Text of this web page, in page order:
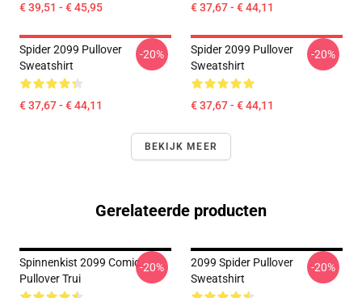
€ 39,51 - € 45,95 € 37,67 - € 44,11
Spider 2099 Pullover
Sweatshirt
€ 37,67 - € 44,11
-20%
Spider 2099 Pullover
Sweatshirt
€ 37,67 - € 44,11
-20%
BEKIJK MEER
Gerelateerde producten
Spinnenkist 2099 Comic
Pullover Trui
-20%
2099 Spider Pullover
Sweatshirt
-20%